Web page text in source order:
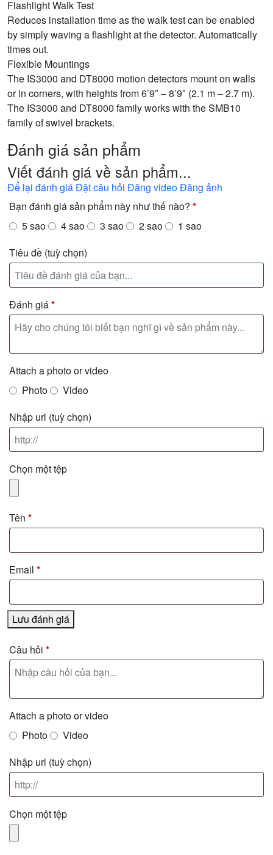
Flashlight Walk Test
Reduces installation time as the walk test can be enabled
by simply waving a flashlight at the detector. Automatically
times out.
Flexible Mountings
The IS3000 and DT8000 motion detectors mount on walls
or in corners, with heights from 6’9″ – 8’9″ (2.1 m – 2.7 m).
The IS3000 and DT8000 family works with the SMB10
family of swivel brackets.
Đánh giá sản phẩm
Viết đánh giá về sản phẩm...
Để lại đánh giáĐặt câu hỏi Đăng videoĐăng ảnh
Bạn đánh giá sản phẩm này như thế nào? *
5 sao
4 sao 3 sao 2 sao
1 sao
Tiêu đề (tuỳ chọn)
Đánh giá*
Attach a photo or video
Photo
Video
Nhập url (tuỳ chọn)
Chọn một tệp
Tên *
Email *
Lưu đánh giá
Câu hỏi *
Attach a photo or video
Photo
Video
Nhập url (tuỳ chọn)
Chọn một tệp